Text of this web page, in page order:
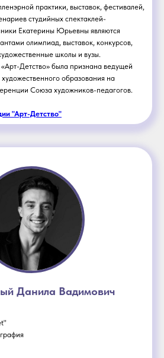
практики, выставок, фестивалей,
студийных спектаклей-
Екатерины Юрьевны являются
олимпиад, выставок, конкурсов,
школы и вузы.
«Арт-Детство» была признана ведущей
образования на
Союза художников-педагогов.
"Арт-Детство"
Данила Вадимович